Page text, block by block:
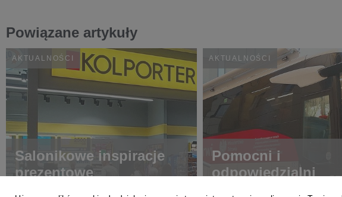
Powiązane artykuły
AKTUALNOŚCI
Salonikowe inspiracje
prezentowe
AKTUALNOŚCI
Pomocni i
odpowiedzialni